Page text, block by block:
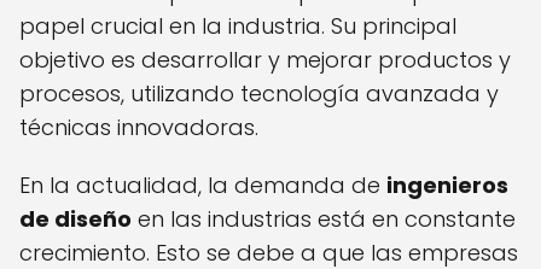
papel crucial en la industria. Su principal
objetivo es desarrollar y mejorar productos y
procesos, utilizando tecnología avanzada y
técnicas innovadoras.
En la actualidad, la demanda de ingenieros
de diseño en las industrias está en constante
crecimiento. Esto se debe a que las empresas